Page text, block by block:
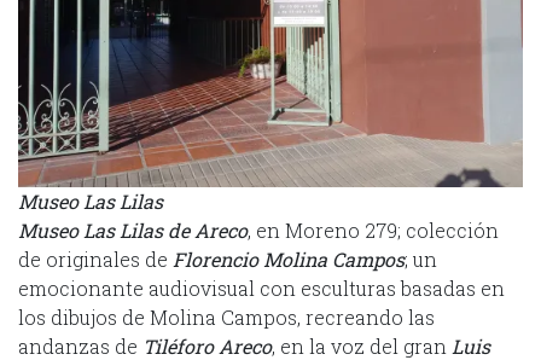
Museo Las Lilas
Museo Las Lilas de Areco, en Moreno 279; colección
de originales de Florencio Molina Campos; un
emocionante audiovisual con esculturas basadas en
los dibujos de Molina Campos, recreando las
andanzas de Tiléforo Areco, en la voz del gran Luis